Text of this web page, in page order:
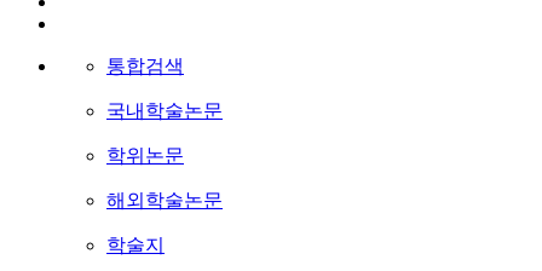
통합검색
국내학술논문
학위논문
해외학술논문
학술지